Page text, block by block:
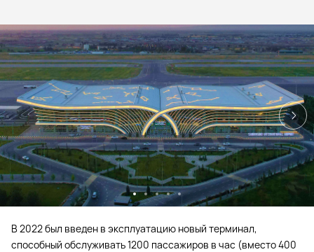
В 2022 был введен в эксплуатацию новый терминал,
способный обслуживать 1200 пассажиров в час (вместо 400